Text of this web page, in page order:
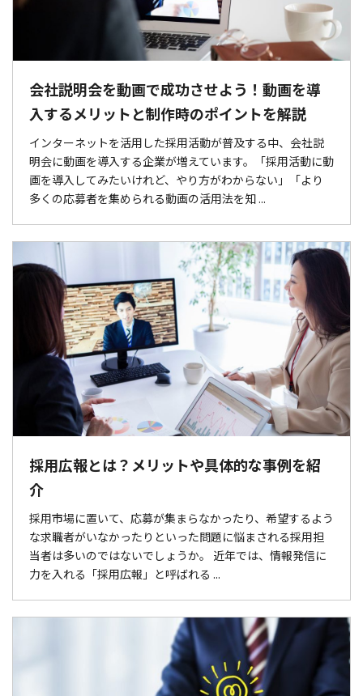
会社説明会を動画で成功させよう！動画を導
入するメリットと制作時のポイントを解説
インターネットを活用した採用活動が普及する中、会社説
明会に動画を導入する企業が増えています。「採用活動に動
画を導入してみたいけれど、やり方がわからない」「より
多くの応募者を集められる動画の活用法を知 ...
採用広報とは？メリットや具体的な事例を紹
介
採用市場に置いて、応募が集まらなかったり、希望するよう
な求職者がいなかったりといった問題に悩まされる採用担
当者は多いのではないでしょうか。 近年では、情報発信に
力を入れる「採用広報」と呼ばれる ...